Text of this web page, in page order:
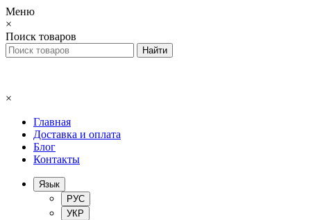
Меню
×
Поиск товаров
×
Главная
Доставка и оплата
Блог
Контакты
Язык
РУС
УКР